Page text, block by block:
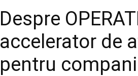
Despre
accelerator de
pentru